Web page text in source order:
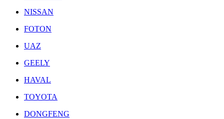
NISSAN
FOTON
UAZ
GEELY
HAVAL
TOYOTA
DONGFENG